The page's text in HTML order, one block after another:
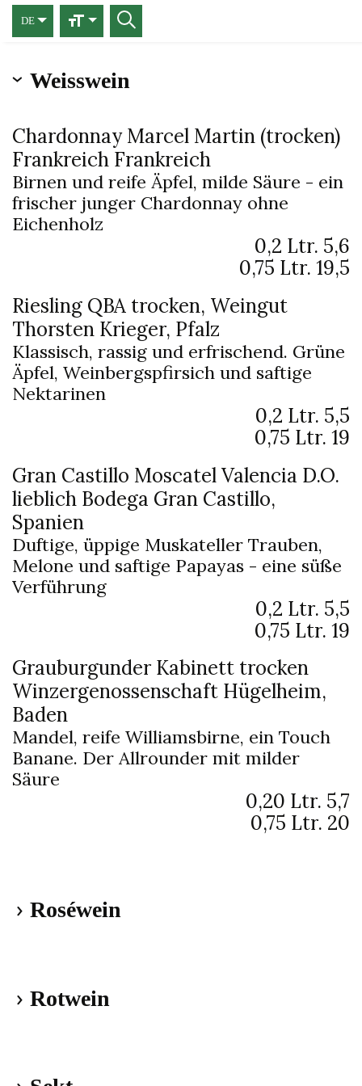
DE
Weisswein
Chardonnay Marcel Martin (trocken)
Frankreich Frankreich
Birnen und reife Äpfel, milde Säure - ein
frischer junger Chardonnay ohne
Eichenholz
0,2 Ltr. 5,6
0,75 Ltr. 19,5
Riesling QBA trocken Weingut
Thorsten Krieger, Pfalz
Klassisch, rassig und erfrischend. Grüne
Äpfel, Weinbergspfirsich und saftige
Nektarinen
0,2 Ltr. 5,5
0,75 Ltr. 19
Gran Castillo Moscatel Valencia D.O.
lieblich Bodega Gran Castillo,
Spanien
Duftige, üppige Muskateller Trauben,
Melone und saftige Papayas - eine süße
Verführung
0,2 Ltr. 5,5
0,75 Ltr. 19
Grauburgunder Kabinett trocken
Winzergenossenschaft Hügelheim,
Baden
Mandel, reife Williamsbirne, ein Touch
Banane. Der Allrounder mit milder
Säure
0,20 Ltr. 5,7
0,75 Ltr. 20
Roséwein
Mademoiselle"
Frankreich
Aperitiv
Rotwein
Pays d'Oc